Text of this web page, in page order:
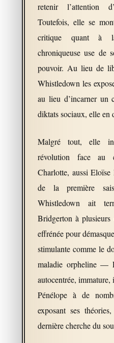
retenir l’attention
Toutefois, elle se
critique quant à
chroniqueuse use de
pouvoir. Au lieu de
Whistledown les
au lieu d’incarner un
diktats sociaux, elle en
Malgré tout, elle
révolution face au
Charlotte, aussi
de la première
Whistledown ait
Bridgerton à plusieurs
effrénée pour
stimulante comme le
maladie orpheline —
autocentrée,
Pénélope à de
exposant ses
dernière cherche du